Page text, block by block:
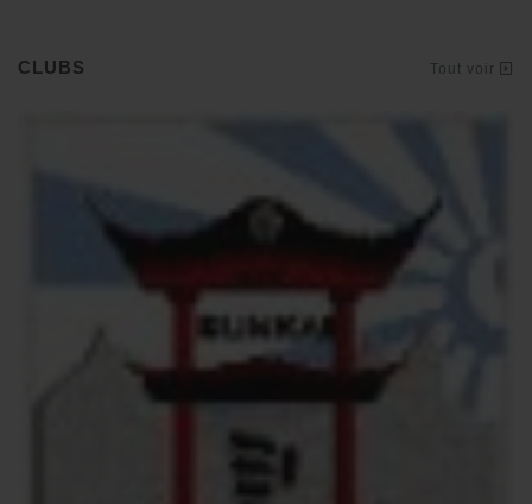
CLUBS Tout voir